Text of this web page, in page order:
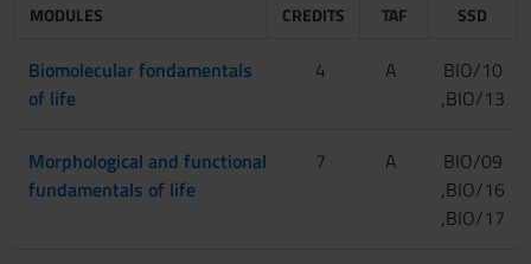
MODULES CREDITS TAF SSD
Biomolecular fondamentals
of life
4 A
BIO/10
,BIO/13
Morphological and functional
fundamentals of life
7 A
BIO/09
,BIO/16
,BIO/17